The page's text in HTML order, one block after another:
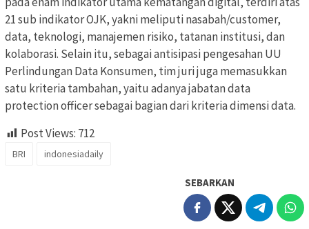
21 sub indikator OJK, yakni meliputi nasabah/customer,
data, teknologi, manajemen risiko, tatanan institusi, dan
kolaborasi. Selain itu, sebagai antisipasi pengesahan UU
Perlindungan Data Konsumen, tim juri juga memasukkan
satu kriteria tambahan, yaitu adanya jabatan data
protection officer sebagai bagian dari kriteria dimensi data.
Post Views: 712
BRI indonesiadaily
SEBARKAN